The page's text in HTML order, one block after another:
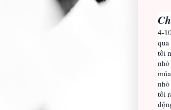
4-
tôi
nhỏ
tôi